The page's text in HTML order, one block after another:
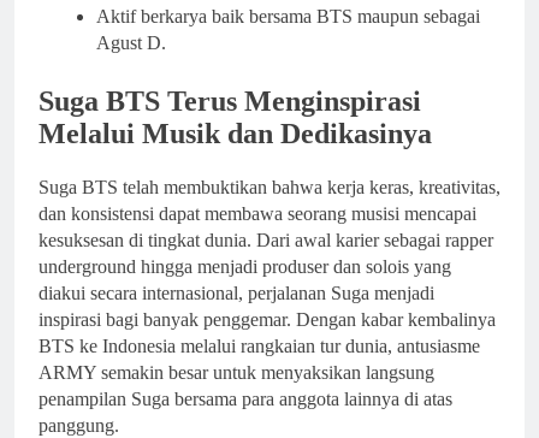
Aktif berkarya baik bersama BTS maupun sebagai
Agust D.
Suga BTS Terus Menginspirasi
Melalui Musik dan Dedikasinya
Suga BTS telah membuktikan bahwa kerja keras, kreativitas,
dan konsistensi dapat membawa seorang musisi mencapai
kesuksesan di tingkat dunia. Dari awal karier sebagai rapper
underground hingga menjadi produser dan solois yang
diakui secara internasional, perjalanan Suga menjadi
inspirasi bagi banyak penggemar. Dengan kabar kembalinya
BTS ke Indonesia melalui rangkaian tur dunia, antusiasme
ARMY semakin besar untuk menyaksikan langsung
penampilan Suga bersama para anggota lainnya di atas
panggung.